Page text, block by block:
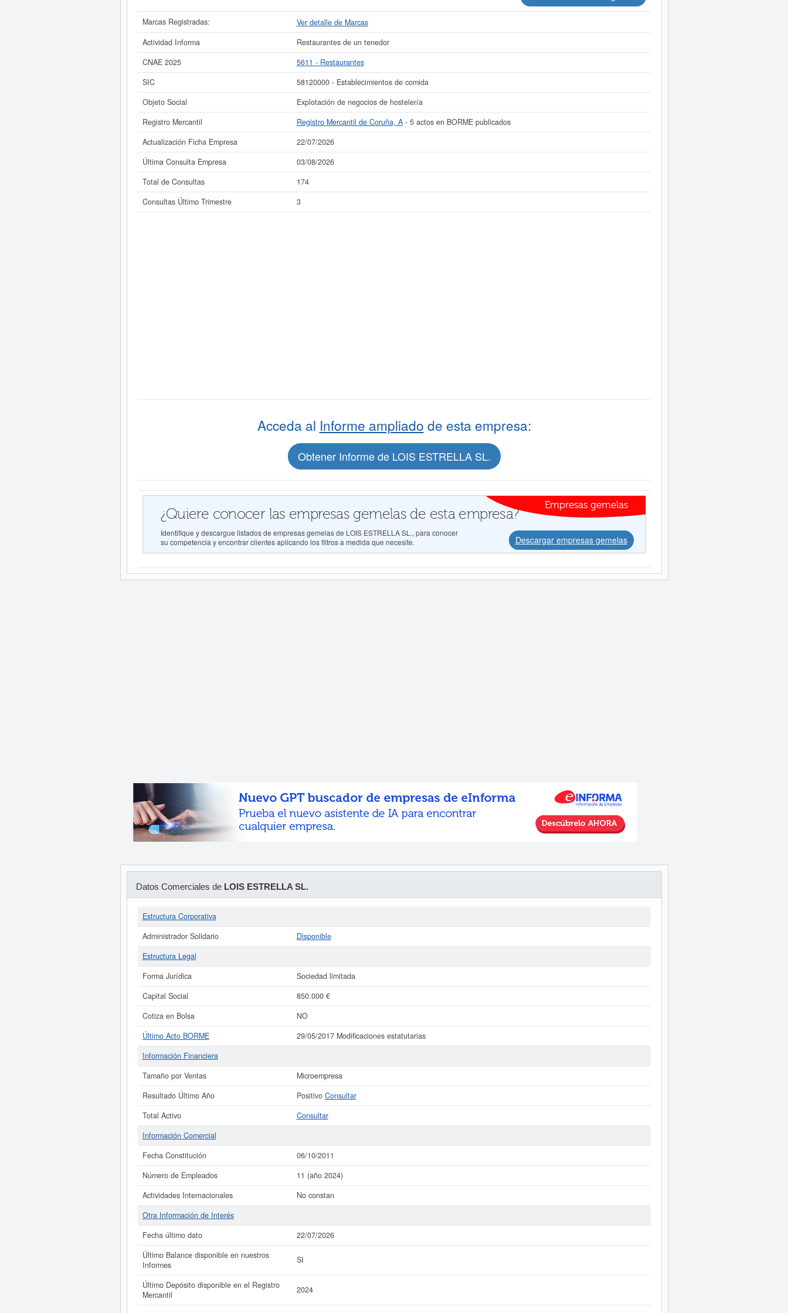
Marcas Registradas:
Ver detalle de Marcas
Actividad Informa
Restaurantes de un tenedor
CNAE 2025
5611 - Restaurantes
SIC
58120000 - Establecimientos de comida
Objeto Social
Explotación de negocios de hostelería
Registro Mercantil
Registro Mercantil de Coruña, A- 5 actos en BORME publicados
Actualización Ficha Empresa
22/07/2026
Última Consulta Empresa
03/08/2026
Total de Consultas
174
Consultas Último Trimestre
3
Acceda al Informe ampliado de esta empresa:
Obtener Informe de LOIS ESTRELLA SL.
Empresas gemelas
¿Quiere conocer las empresas gemelas de esta empresa?
Identifique y descargue listados de empresas gemelas de LOIS ESTRELLA SL., para conocer
su competencia y encontrar clientes aplicando los filtros a medida que necesite.
Descargar empresas gemelas
Datos Comerciales de LOIS ESTRELLA SL.
Estructura Corporativa
Administrador Solidario
Disponible
Estructura Legal
Forma Jurídica
Sociedad limitada
Capital Social
850.000 €
Cotiza en Bolsa
NO
Último Acto BORME
29/05/2017 Modificaciones estatutarias
Información Financiera
Tamaño por Ventas
Microempresa
Resultado Último Año
Positivo Consultar
Total Activo
Consultar
Información Comercial
Fecha Constitución
06/10/2011
Número de Empleados
11 (año 2024)
Actividades Internacionales
No constan
Otra Información de Interés
Fecha último dato
22/07/2026
Último Balance disponible en nuestros
Informes
SI
Último Depósito disponible en el Registro
Mercantil
2024